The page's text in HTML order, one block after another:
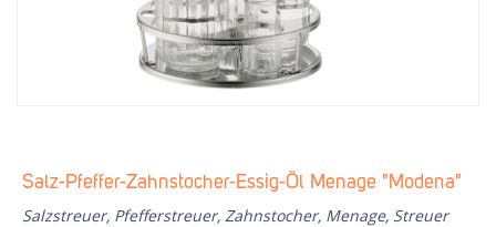
Salz-Pfeffer-Zahnstocher-Essig-Öl Menage "Modena"
Salzstreuer, Pfefferstreuer, Zahnstocher, Menage, Streuer